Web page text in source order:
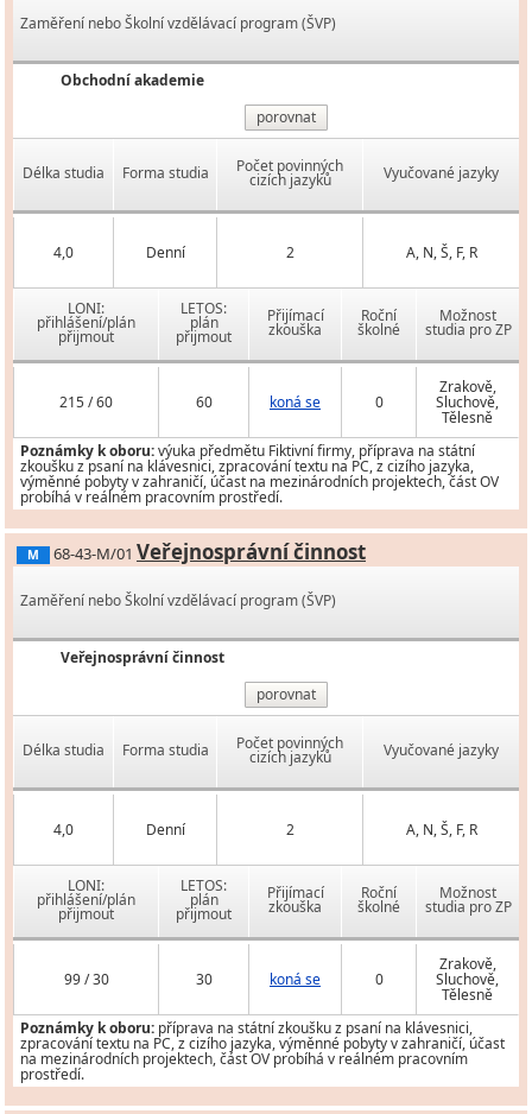
Zaměření nebo Školní vzdělávací program (ŠVP)
Obchodní akademie
porovnat
Délka studia Forma studia Počet povinných
cizích jazyků Vyučované jazyky
4,0 Denní 2 A, N, Š, F, R
LONI:
přihlášení/plán
přijmout
LETOS:
plán
přijmout
Přijímací
zkouška
Roční
školné
Možnost
studia pro ZP
215 / 60 60 koná se 0
Zrakově,
Sluchově,
Tělesně
Poznámky k oboru:výuka předmětu Fiktivní firmy, příprava na státní
zkoušku z psaní na klávesnici, zpracování textu na PC, z cizího jazyka,
výměnné pobyty v zahraničí, účast na mezinárodních projektech, část OV
probíhá v reálném pracovním prostředí.
M 68-43-M/01 Veřejnosprávní činnost
Zaměření nebo Školní vzdělávací program (ŠVP)
Veřejnosprávní činnost
porovnat
Délka studia Forma studia Počet povinných
cizích jazyků Vyučované jazyky
4,0 Denní 2 A, N, Š, F, R
LONI:
přihlášení/plán
přijmout
LETOS:
plán
přijmout
Přijímací
zkouška
Roční
školné
Možnost
studia pro ZP
99 / 30 30 koná se 0
Zrakově,
Sluchově,
Tělesně
Poznámky k oboru: příprava na státní zkoušku z psaní na klávesnici,
zpracování textu na PC, z cizího jazyka, výměnné pobyty v zahraničí, účast
na mezinárodních projektech, část OV probíhá v reálném pracovním
prostředí.